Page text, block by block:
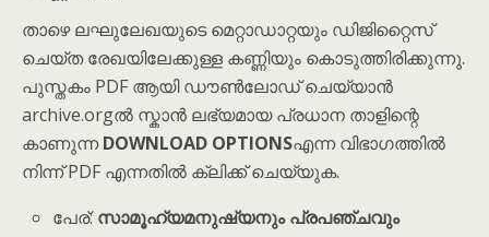
താഴെ ലഘുലേഖയുടെ മെറ്റാഡാറ്റയും ഡിജിറ്റൈസ്
ചെയ്ത രേഖയിലേക്കുള്ള കണ്ണിയും കൊടുത്തിരിക്കുന്നു.
പുസ്തകം PDF ആയി ഡൗൺലോഡ് ചെയ്യാൻ
archive.orgൽ സ്കാൻ ലഭ്യമായ പ്രധാന താളിന്റെ
കാണുന്നDOWNLOAD OPTIONSഎന്ന വിഭാഗത്തിൽ
നിന്ന് PDF എന്നതിൽ ക്ലിക്ക് ചെയ്യുക.
പേര്:സാമൂഹ്യമനുഷ്യനും പ്രപഞ്ചവും